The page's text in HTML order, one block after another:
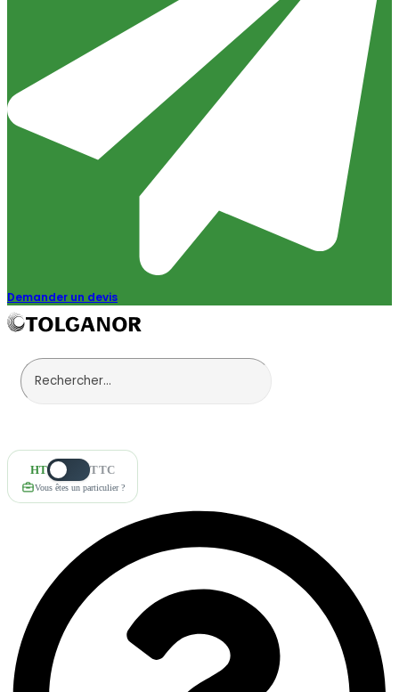
Demander un devis
HT TTC
Vous êtes un particulier ?